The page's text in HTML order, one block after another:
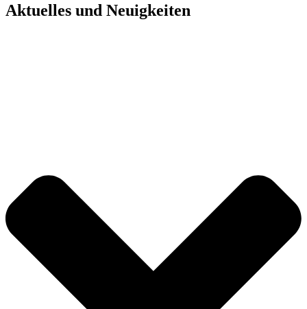
Aktuelles und Neuigkeiten